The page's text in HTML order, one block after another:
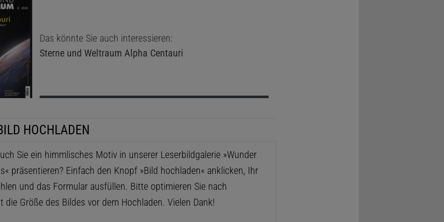
Das könnte Sie auch interessieren:
Sterne und Weltraum Alpha Centauri
HOCHLADEN
Sie ein himmlisches Motiv in unserer Leserbildgalerie »Wunder
präsentieren? Einfach den Knopf »Bild hochladen« anklicken, Ihr
und das Formular ausfüllen. Bitte optimieren Sie nach
die Größe des Bildes vor dem Hochladen. Vielen Dank!